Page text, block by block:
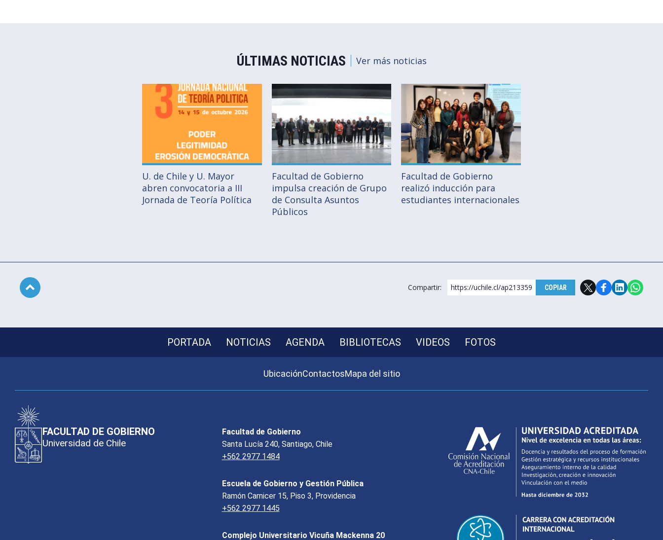
ÚLTIMAS NOTICIAS Ver más noticias
U. de Chile y U. Mayor
abren convocatoria a III
Jornada de Teoría Política
Facultad de Gobierno
impulsa creación de Grupo
de Consulta Asuntos
Públicos
Facultad de Gobierno
realizó inducción para
estudiantes internacionales
Compartir: https://uchile.cl/ap213359 COPIAR
PORTADA NOTICIAS AGENDA BIBLIOTECAS VIDEOS FOTOS
UbicaciónContactosMapa del sitio
FACULTAD DE GOBIERNO
Universidad de Chile
Facultad de Gobierno
Santa Lucía 240, Santiago, Chile
+562 2977 1484
Escuela de Gobierno y Gestión Pública
Ramón Carnicer 15, Piso 3, Providencia
+562 2977 1445
Complejo Universitario Vicuña Mackenna 20